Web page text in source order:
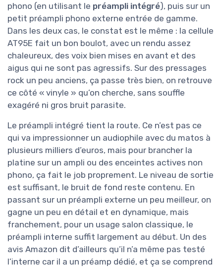
phono (en utilisant le préampli intégré), puis sur un
petit préampli phono externe entrée de gamme.
Dans les deux cas, le constat est le même : la cellule
AT95E fait un bon boulot, avec un rendu assez
chaleureux, des voix bien mises en avant et des
aigus qui ne sont pas agressifs. Sur des pressages
rock un peu anciens, ça passe très bien, on retrouve
ce côté « vinyle » qu’on cherche, sans souffle
exagéré ni gros bruit parasite.
Le préampli intégré tient la route. Ce n’est pas ce
qui va impressionner un audiophile avec du matos à
plusieurs milliers d’euros, mais pour brancher la
platine sur un ampli ou des enceintes actives non
phono, ça fait le job proprement. Le niveau de sortie
est suffisant, le bruit de fond reste contenu. En
passant sur un préampli externe un peu meilleur, on
gagne un peu en détail et en dynamique, mais
franchement, pour un usage salon classique, le
préampli interne suffit largement au début. Un des
avis Amazon dit d’ailleurs qu’il n’a même pas testé
l’interne car il a un préamp dédié, et ça se comprend